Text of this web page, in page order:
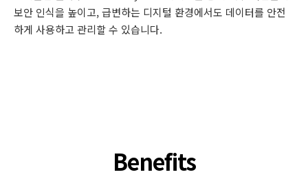
보안 인식을 높이고, 급변하는 디지털 환경에서도 데이터를 안전
하게 사용하고 관리할 수 있습니다.
Benefits